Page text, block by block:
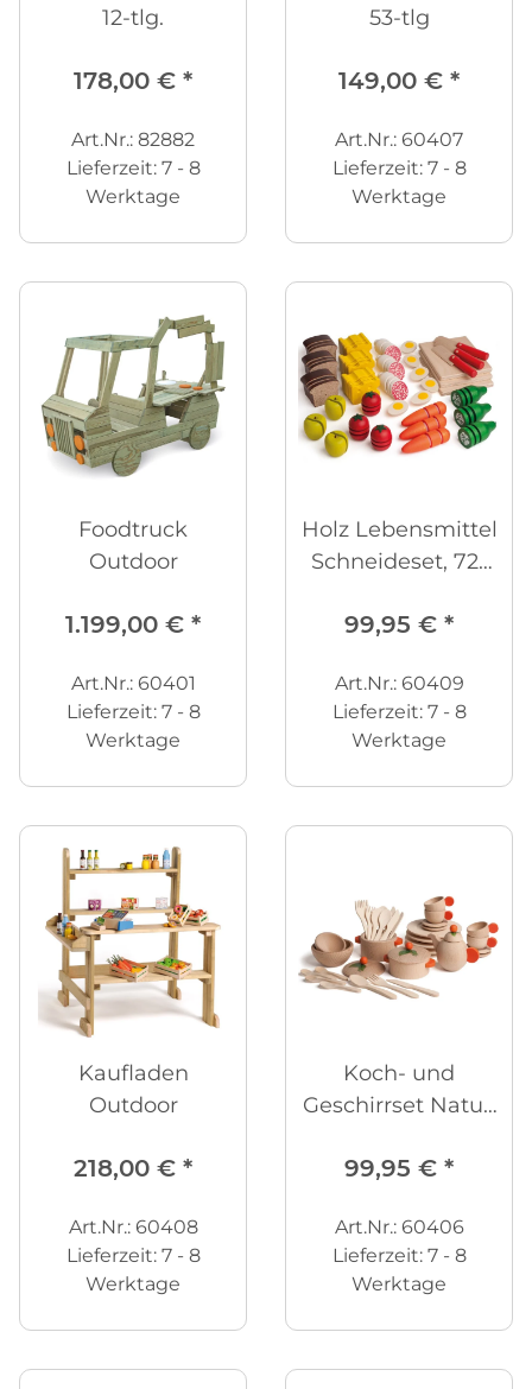
12-tlg.
178,00 € *
Art.Nr.: 82882
Lieferzeit: 7 - 8
Werktage
53-tlg
149,00 € *
Art.Nr.: 60407
Lieferzeit: 7 - 8
Werktage
Foodtruck
Outdoor
1.199,00 € *
Art.Nr.: 60401
Lieferzeit: 7 - 8
Werktage
Holz Lebensmittel
Schneideset, 72-
99,95 € *
Art.Nr.: 60409
Lieferzeit: 7 - 8
Werktage
Kaufladen
Outdoor
218,00 € *
Art.Nr.: 60408
Lieferzeit: 7 - 8
Werktage
Koch- und
Geschirrset Natur,
99,95 € *
Art.Nr.: 60406
Lieferzeit: 7 - 8
Werktage